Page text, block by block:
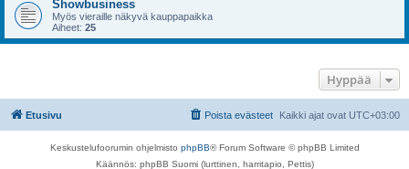
Showbusiness
Myös vieraille näkyvä kauppapaikka
Aiheet: 25
Hyppää
Etusivu Kaikki ajat ovat UTC+03:00
Poista evästeet
Keskustelufoorumin ohjelmisto phpBB® Forum Software © phpBB Limited
Käännös: phpBB Suomi (lurttinen, harritapio, Pettis)